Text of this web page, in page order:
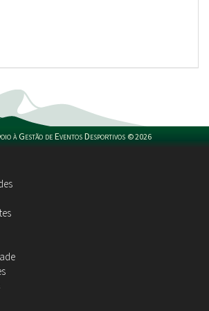
à Gestão de Eventos Desportivos ©2026